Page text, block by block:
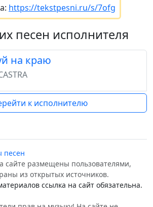
https://tekstpesni.ru/s/7ofg
песен исполнителя
на краю
к исполнителю
песен
сайте размещены пользователями,
из открытых источников.
ссылка на сайт обязательна.